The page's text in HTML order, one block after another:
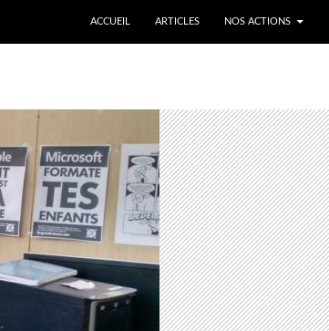
ACCUEIL
ARTICLES NOS ACTIONS